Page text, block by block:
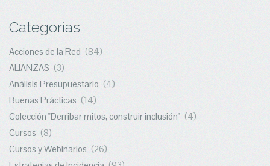
Categorías
Acciones de la Red (84)
ALIANZAS (3)
Análisis Presupuestario (4)
Buenas Prácticas (14)
Colección "Derribar mitos, construir inclusión" (4)
Cursos (8)
Cursos y Webinarios (26)